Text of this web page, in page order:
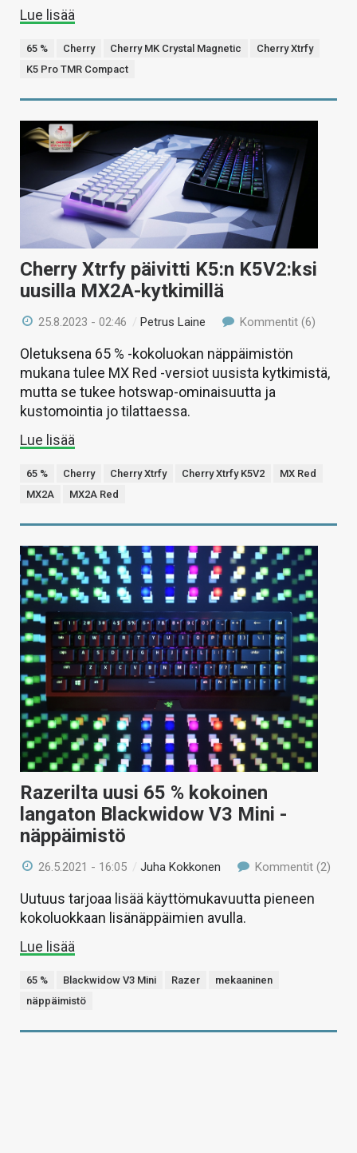
Lue lisää
65 % Cherry Cherry MK Crystal Magnetic
Cherry Xtrfy
K5 Pro TMR Compact
Cherry Xtrfy päivitti K5:n K5V2:ksi
uusilla MX2A-kytkimillä
25.8.2023 - 02:46 /Petrus Laine Kommentit (6)
Oletuksena 65 % -kokoluokan näppäimistön
mukana tulee MX Red -versiot uusista kytkimistä,
mutta se tukee hotswap-ominaisuutta ja
kustomointia jo tilattaessa.
Lue lisää
65 % Cherry Cherry Xtrfy Cherry Xtrfy K5V2
MX Red
MX2A
MX2A Red
Razerilta uusi 65 % kokoinen
langaton Blackwidow V3 Mini -
näppäimistö
26.5.2021 - 16:05 /Juha Kokkonen Kommentit (2)
Uutuus tarjoaa lisää käyttömukavuutta pieneen
kokoluokkaan lisänäppäimien avulla.
Lue lisää
65 % Blackwidow V3 Mini Razer
mekaaninen
näppäimistö